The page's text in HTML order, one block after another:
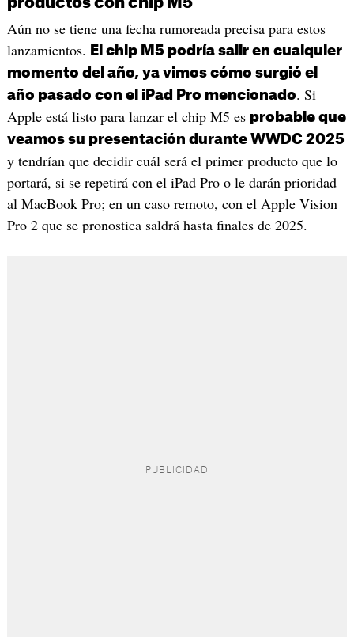
Aún no se tiene una fecha rumoreada precisa para estos
lanzamientos.
El chip M5 podría salir en cualquier
momento del año, ya vimos cómo surgió el
año pasado con el iPad Pro mencionado. Si
Apple está listo para lanzar el chip M5 es probable que
veamos su presentación durante WWDC 2025
y tendrían que decidir cuál será el primer producto que lo
portará, si se repetirá con el iPad Pro o le darán prioridad
al MacBook Pro; en un caso remoto, con el Apple Vision
Pro 2 que se pronostica saldrá hasta finales de 2025.